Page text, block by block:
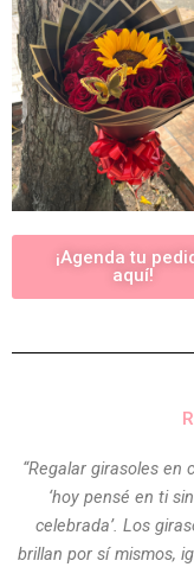
¡Agenda tu
aquí!
“Regalar girasoles
‘hoy pensé en ti
celebrada’. Los
brillan por sí mismos,